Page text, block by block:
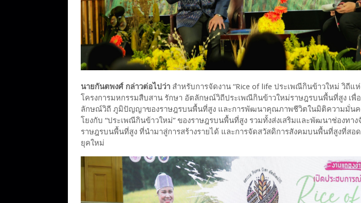
นายกันตพงศ์ กล่าวต่อไปว่า สำหรับการจัดงาน “Rice of life ประเพณีกินข้าวใหม่ วิถีแ
โครงการมหกรรมสืบสาน รักษา อัตลักษณ์วิถีประเพณีกินข้าวใหม่ราษฎรบนพื้นที่สูง เพื่
ลักษณ์วิถี ภูมิปัญญาของราษฎรบนพื้นที่สูง และการพัฒนาคุณภาพชีวิตในมิติความมั่นค
โยงกับ “ประเพณีกินข้าวใหม่” ของราษฎรบนพื้นที่สูง รวมทั้งส่งเสริมและพัฒนาช่องทา
ราษฎรบนพื้นที่สูง ที่นำมาสู่การสร้างรายได้ และการจัดสวัสดิการสังคมบนพื้นที่สูงที่สอ
ยุคใหม่